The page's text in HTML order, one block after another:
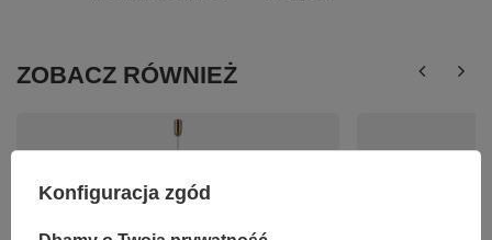
ZOBACZ RÓWNIEŻ
Konfiguracja zgód